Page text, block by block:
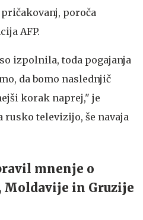
poroča
AFP.
izpolnila, toda pogajanja
da bomo naslednjič
korak naprej," je
televizijo, še navaja
mnenje o
in Gruzije